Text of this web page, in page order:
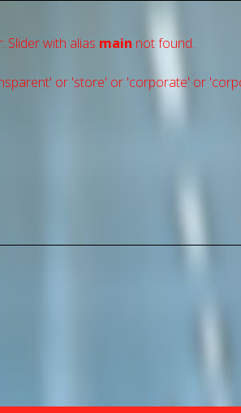
Slider with alias main not found.
or 'store' or 'сorporate' or